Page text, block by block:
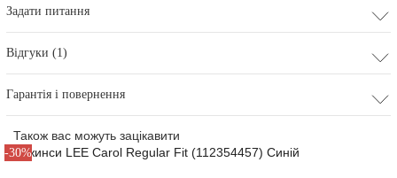
Задати питання
Відгуки (1)
Гарантія і повернення
Також вас можуть зацікавити
-30%